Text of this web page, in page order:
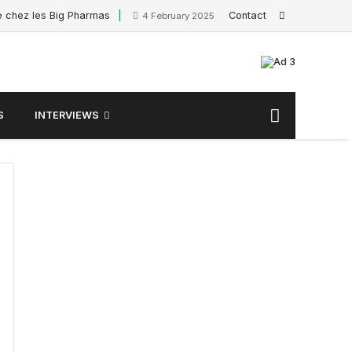
les Big Pharmas 4 February 2025 Interview de Sacha
Contact
INTERVIEWS